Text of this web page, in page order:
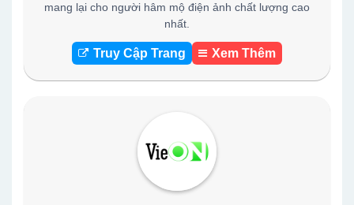
mang lại cho người hâm mộ điện ảnh chất lượng cao
nhất.
Truy Cập Trang Xem Thêm